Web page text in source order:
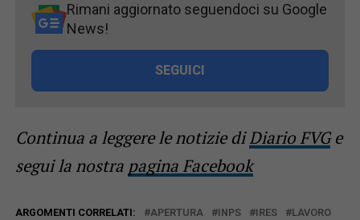
Rimani aggiornato seguendoci su Google
News!
SEGUICI
Continua a leggere le notizie diDiario FVGe
segui la nostra pagina Facebook
ARGOMENTI CORRELATI: APERTURA INPS IRES LAVORO